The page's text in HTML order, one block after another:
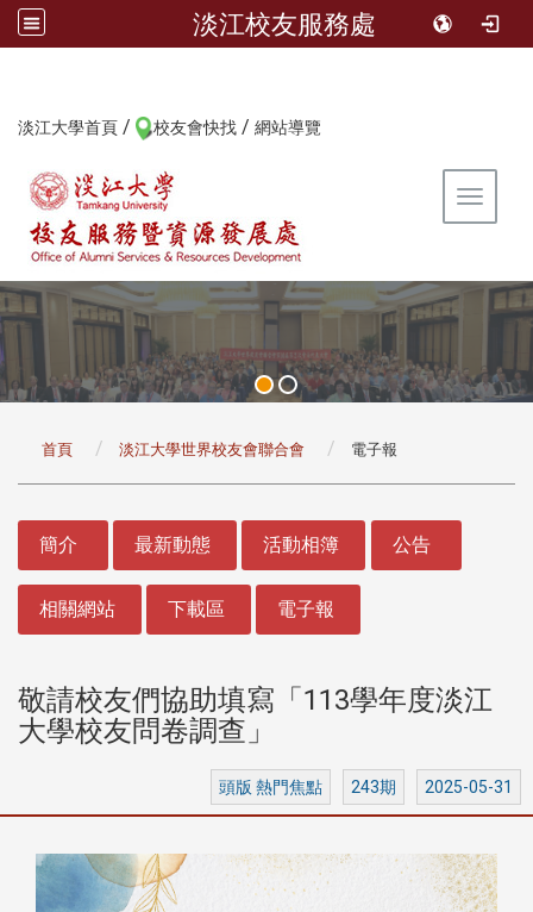
淡江校友服務處
淡江大學首頁 / 校友會快找 / 網站導覽
Toggle
首頁 淡江大學世界校友會聯合會 電子報
簡介 最新動態 活動相簿 公告
相關網站 下載區 電子報
敬請校友們協助填寫「113學年度淡江
大學校友問卷調查」
頭版 熱門焦點 243期 2025-05-31